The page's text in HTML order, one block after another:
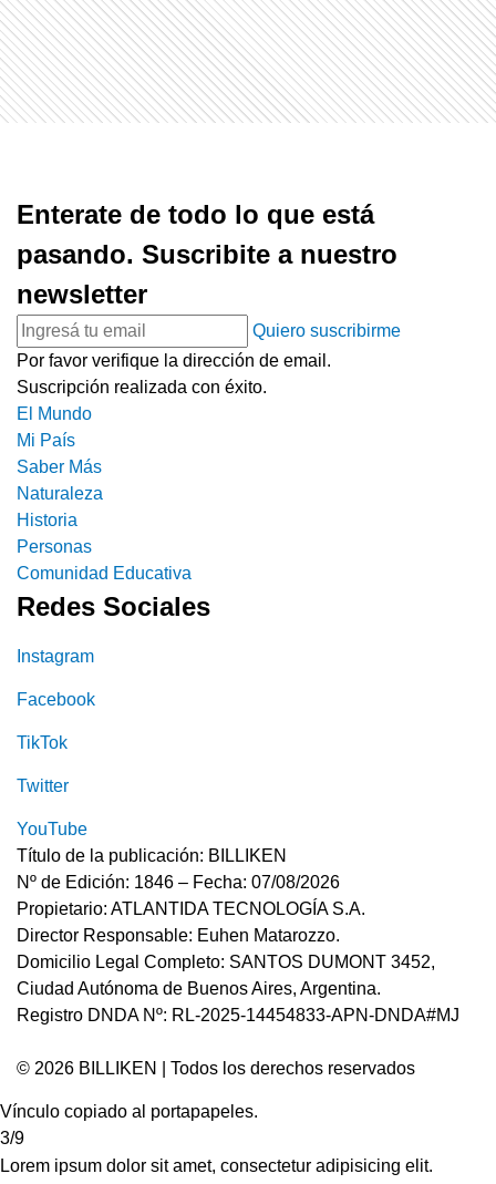
Enterate de todo lo que está
pasando. Suscribite a nuestro
newsletter
Quiero suscribirme
Por favor verifique la dirección de email.
Suscripción realizada con éxito.
El Mundo
Mi País
Saber Más
Naturaleza
Historia
Personas
Comunidad Educativa
Redes Sociales
Instagram
Facebook
TikTok
Twitter
YouTube
Título de la publicación: BILLIKEN
Nº de Edición: 1846 – Fecha: 07/08/2026
Propietario: ATLANTIDA TECNOLOGÍA S.A.
Director Responsable: Euhen Matarozzo.
Domicilio Legal Completo: SANTOS DUMONT 3452,
Ciudad Autónoma de Buenos Aires, Argentina.
Registro DNDA Nº: RL-2025-14454833-APN-DNDA#MJ
© 2026 BILLIKEN | Todos los derechos reservados
Vínculo copiado al portapapeles.
3/9
Lorem ipsum dolor sit amet, consectetur adipisicing elit.